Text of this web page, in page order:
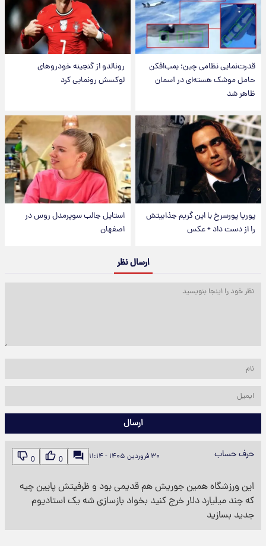
قدرت‌نمایی نظامی چین؛ بمب‌افکن
حامل موشک هسته‌ای در آسمان
ظاهر شد
رونالدو از گنجینه خودروهای
لوکسش رونمایی کرد
پوریا پورسرخ با این گریم جذابیتش
را از دست داد + عکس
استایل جالب سوپرمدل روس در
اصفهان
ارسال نظر
ارسال
حرف حساب ۳۰ فروردین ۱۴۰۵ - ۱۱:۱۴ 0
0
این ورزشگاه همین جوریش هم قدیمی بود و ظرفیتش پایین چیه
که چند میلیارد دلار خرج کنید بخواد بازسازی شه یک استادیوم
جدید بسازید